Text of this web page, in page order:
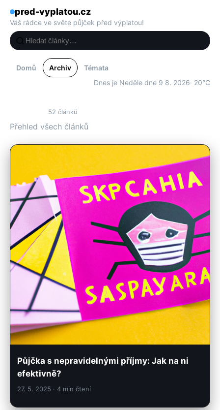
pred-vyplatou.cz
Váš rádce ve světe půjček před výplatou!
Domů Archiv
Témata
Dnes je Neděle dne 9 8. 2026· 20°C
52 článků
Přehled všech článků
Půjčka s nepravidelnými příjmy: Jak na ni
efektivně?
27. 5. 2025 · 4 min čtení